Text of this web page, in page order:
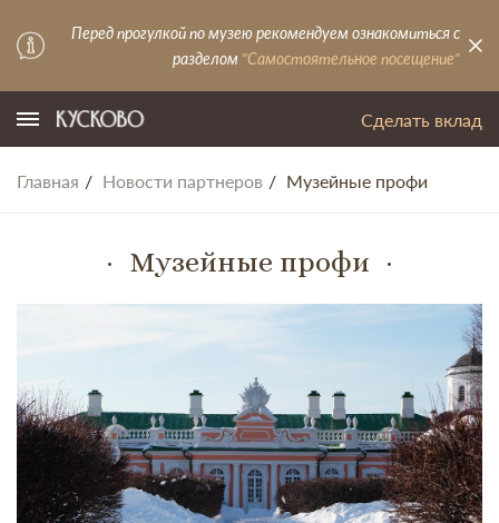
Перед прогулкой по музею рекомендуем ознакомиться с
разделом "Самостоятельное посещение"
Сделать вклад
Главная Новости партнеров Музейные профи
Музейные профи